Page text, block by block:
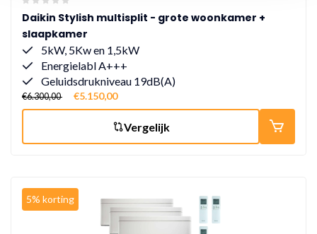
Daikin Stylish multisplit - grote woonkamer +
slaapkamer
5kW, 5Kw en 1,5kW
Energielabl A+++
Geluidsdrukniveau 19dB(A)
€6.300,00 €5.150,00
Vergelijk
5% korting